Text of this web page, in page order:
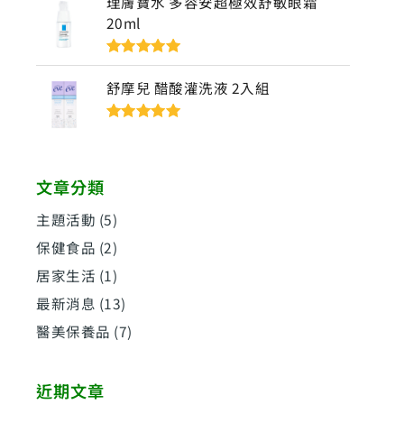
20ml
評分5滿分
5
舒摩兒 醋酸灌洗液 2入組
文章分類
主題活動 (5)
保健食品 (2)
居家生活 (1)
最新消息 (13)
醫美保養品 (7)
近期文章